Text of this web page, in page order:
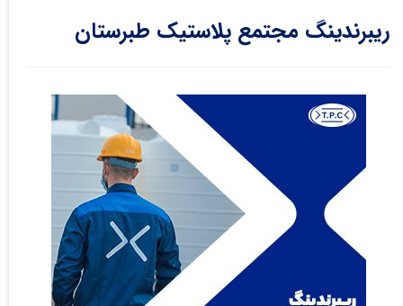
ریبرندینگ مجتمع پلاستیک طبرستان